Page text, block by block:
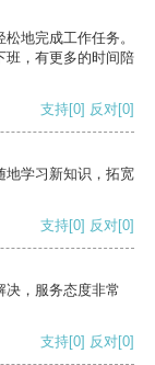
地完成工作任务。
班，有更多的时间陪
支持[0] 反对[0]
地学习新知识，拓宽
支持[0] 反对[0]
决，服务态度非常
支持[0] 反对[0]